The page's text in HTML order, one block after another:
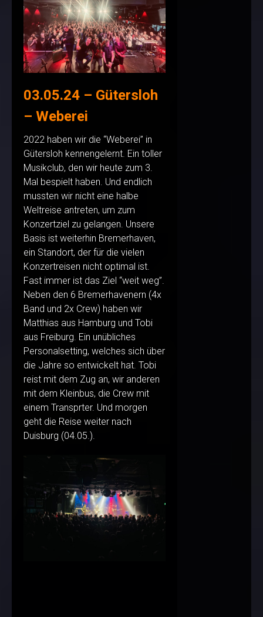
03.05.24 – Gütersloh
– Weberei
2022 haben wir die “Weberei” in
Gütersloh kennengelernt. Ein toller
Musikclub, den wir heute zum 3.
Mal bespielt haben. Und endlich
mussten wir nicht eine halbe
Weltreise antreten, um zum
Konzertziel zu gelangen. Unsere
Basis ist weiterhin Bremerhaven,
ein Standort, der für die vielen
Konzertreisen nicht optimal ist.
Fast immer ist das Ziel “weit weg”.
Neben den 6 Bremerhavenern (4x
Band und 2x Crew) haben wir
Matthias aus Hamburg und Tobi
aus Freiburg. Ein unübliches
Personalsetting, welches sich über
die Jahre so entwickelt hat. Tobi
reist mit dem Zug an, wir anderen
mit dem Kleinbus, die Crew mit
einem Transprter. Und morgen
geht die Reise weiter nach
Duisburg (04.05.).